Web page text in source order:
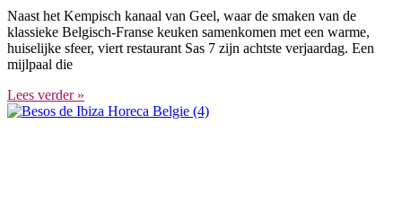
Naast het Kempisch kanaal van Geel, waar de smaken van de
klassieke Belgisch-Franse keuken samenkomen met een warme,
huiselijke sfeer, viert restaurant Sas 7 zijn achtste verjaardag. Een
mijlpaal die
Lees verder »